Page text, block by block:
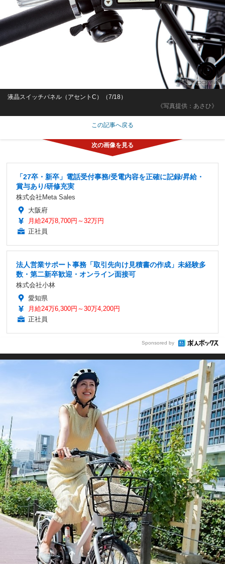
《写真提供：あさひ》
液晶スイッチパネル（アセントC）（7/18）
この記事へ戻る
「27卒・新卒」電話受付事務/受電内容を正確に記録/昇給・
賞与あり/研修充実
株式会社Meta Sales
大阪府
月給24万8,700円～32万円
正社員
法人営業サポート事務「取引先向け見積書の作成」未経験多
数・第二新卒歓迎・オンライン面接可
株式会社小林
愛知県
月給24万6,300円～30万4,200円
正社員
Sponsored by